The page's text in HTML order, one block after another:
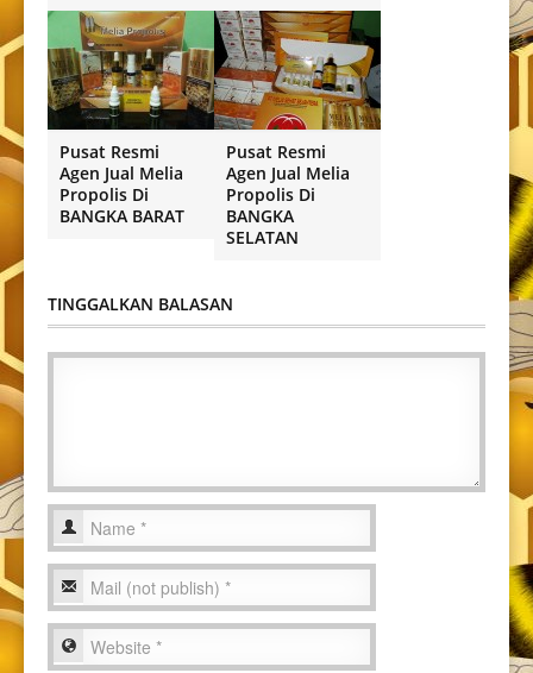
Pusat Resmi
Agen Jual Melia
Propolis Di
BANGKA BARAT
Pusat Resmi
Agen Jual Melia
Propolis Di
BANGKA
SELATAN
TINGGALKAN BALASAN